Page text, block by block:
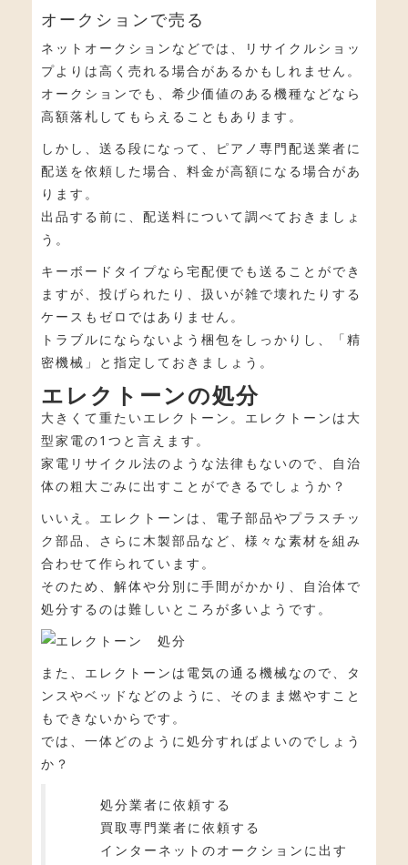
オークションで売る
ネットオークションなどでは、リサイクルショッ
プよりは高く売れる場合があるかもしれません。
オークションでも、希少価値のある機種などなら
高額落札してもらえることもあります。
しかし、送る段になって、ピアノ専門配送業者に
配送を依頼した場合、料金が高額になる場合があ
ります。
出品する前に、配送料について調べておきましょ
う。
キーボードタイプなら宅配便でも送ることができ
ますが、投げられたり、扱いが雑で壊れたりする
ケースもゼロではありません。
トラブルにならないよう梱包をしっかりし、「精
密機械」と指定しておきましょう。
エレクトーンの処分
大きくて重たいエレクトーン。エレクトーンは大
型家電の1つと言えます。
家電リサイクル法のような法律もないので、自治
体の粗大ごみに出すことができるでしょうか？
いいえ。エレクトーンは、電子部品やプラスチッ
ク部品、さらに木製部品など、様々な素材を組み
合わせて作られています。
そのため、解体や分別に手間がかかり、自治体で
処分するのは難しいところが多いようです。
また、エレクトーンは電気の通る機械なので、タ
ンスやベッドなどのように、そのまま燃やすこと
もできないからです。
では、一体どのように処分すればよいのでしょう
か？
処分業者に依頼する
買取専門業者に依頼する
インターネットのオークションに出す